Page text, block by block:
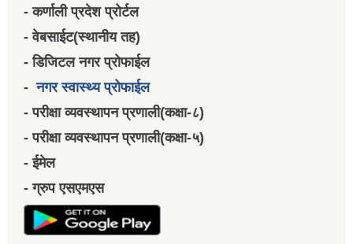
- कर्णाली प्रदेश प्रोर्टल
- वेबसाईट(स्थानीय तह)
- डिजिटल नगर प्रोफाईल
-नगर स्वास्थ्य प्रोफाईल
- परीक्षा व्यवस्थापन प्रणाली(कक्षा-८)
- परीक्षा व्यवस्थापन प्रणाली(कक्षा-५)
- ईमेल
- ग्रुप एसएमएस